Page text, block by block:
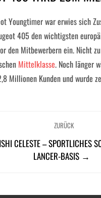
Youngtimer war erwies sich
405 den wichtigsten
den Mitbewerbern ein. Nicht
Mittelklasse. Noch länger
Millionen Kunden und wurde
ZURÜCK
CELESTE – SPORTLICHES
LANCER-BASIS →